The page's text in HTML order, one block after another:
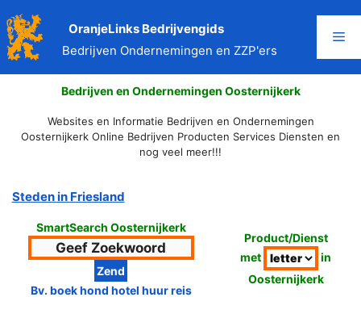
naar
de
inhoud
OranjeLinks Bedrijvengids
Bedrijven Ondernemingen en ZZP'ers
Bedrijven en Ondernemingen Oosternijkerk
Websites en Informatie Bedrijven en Ondernemingen
Oosternijkerk Online Bedrijven Producten Services Diensten en
nog veel meer!!!
Steden in Friesland
SmartSearch Oosternijkerk
Bv. boek hond hotel huur reis
Product/Dienst
met
in
Oosternijkerk